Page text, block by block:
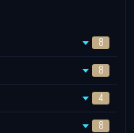
8
8
4
8